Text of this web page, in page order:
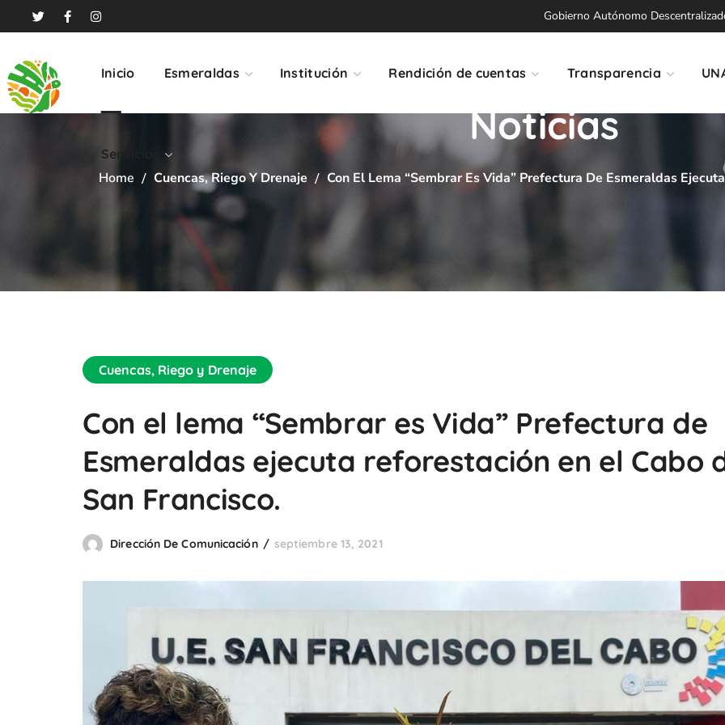
Gobierno Autónomo
Inicio Esmeraldas Institución Rendición de cuentas Transparencia
Servicios
Noticias
Home Cuencas, Riego Y Drenaje Con El Lema “Sembrar Es Vida” Prefectura De Esmeraldas
Cuencas, Riego y Drenaje
Con el lema “Sembrar es Vida” Prefectura de
Esmeraldas ejecuta reforestación en el Cabo
San Francisco.
Dirección De Comunicación septiembre 13, 2021